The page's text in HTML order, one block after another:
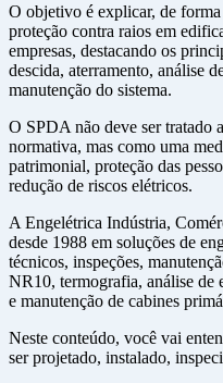
O objetivo é explicar, de
proteção contra raios em
empresas, destacando os
descida, aterramento, análise
manutenção do sistema.
O SPDA não deve ser tratado
normativa, mas como uma
patrimonial, proteção das
redução de riscos elétricos.
A Engelétrica Indústria,
desde 1988 em soluções de
técnicos, inspeções,
NR10, termografia, análise de
e manutenção de cabines
Neste conteúdo, você vai
ser projetado, instalado,